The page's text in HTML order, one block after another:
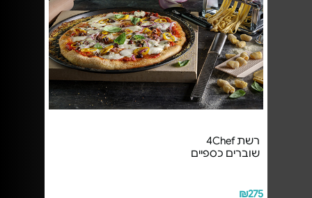
רשת 4Chef
שוברים כספיים
₪275